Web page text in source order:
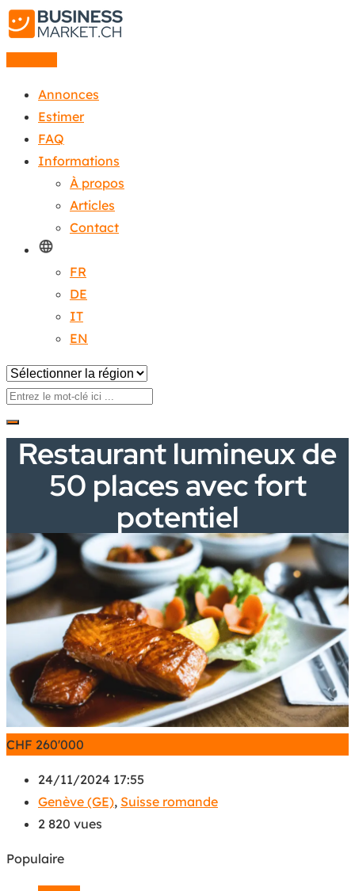
Annonces
Estimer
FAQ
Informations
À propos
Articles
Contact
FR
DE
IT
EN
Restaurant lumineux de
50 places avec fort
potentiel
CHF 260'000
24/11/2024 17:55
Genève (GE), Suisse romande
2 820 vues
Populaire